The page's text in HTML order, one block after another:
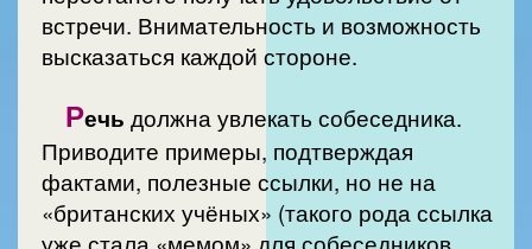
встречи. Внимательность и возможность
высказаться каждой стороне.
Речь должна увлекать собеседника.
Приводите примеры, подтверждая
фактами, полезные ссылки, но не на
«британских учёных» (такого рода ссылка